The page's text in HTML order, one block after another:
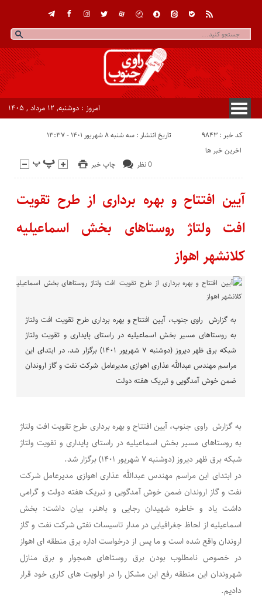
امروز : دوشنبه, ۱۲ مرداد , ۱۴۰۵
کد خبر : 9843 تاریخ انتشار : سه شنبه ۸ شهریور ۱۴۰۱ - ۱۳:۳۷
چاپ خبر 0 نظر
اخرین خبر ها
آیین افتتاح و بهره برداری از طرح تقویت
افت ولتاژ روستاهای بخش اسماعیلیه
کلانشهر اهواز
به گزارش راوی جنوب، آیین افتتاح و بهره برداری طرح تقویت افت ولتاژ
به روستاهای مسیر بخش اسماعیلیه در راستای پایداری و تقویت ولتاژ
شبکه برق ظهر دیروز (دوشنبه ۷ شهریور ۱۴۰۱) برگزار شد. در ابتدای این
مراسم مهندس عبدالله عذاری اهوازی مدیرعامل شرکت نفت و گاز اروندان
ضمن خوش آمدگویی و تبریک هفته دولت
به گزارش راوی جنوب، آیین افتتاح و بهره برداری طرح تقویت افت ولتاژ
به روستاهای مسیر بخش اسماعیلیه در راستای پایداری و تقویت ولتاژ
شبکه برق ظهر دیروز (دوشنبه ۷ شهریور ۱۴۰۱) برگزار شد.
در ابتدای این مراسم مهندس عبدالله عذاری اهوازی مدیرعامل شرکت
نفت و گاز اروندان ضمن خوش آمدگویی و تبریک هفته دولت و گرامی
داشت یاد و خاطره شهیدان رجایی و باهنر، بیان داشت: بخش
اسماعیلیه از لحاظ جغرافیایی در مدار تاسیسات نفتی شرکت نفت و گاز
اروندان واقع شده است و ما پس از درخواست اداره برق منطقه ای اهواز
در خصوص نامطلوب بودن برق روستاهای همجوار و برق منازل
شهروندان این منطقه رفع این مشکل را در اولویت های کاری خود قرار
دادیم.